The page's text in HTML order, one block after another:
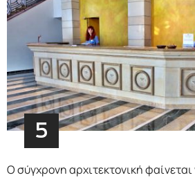
5
Ο σύγχρονη αρχιτεκτονική φαίνεται